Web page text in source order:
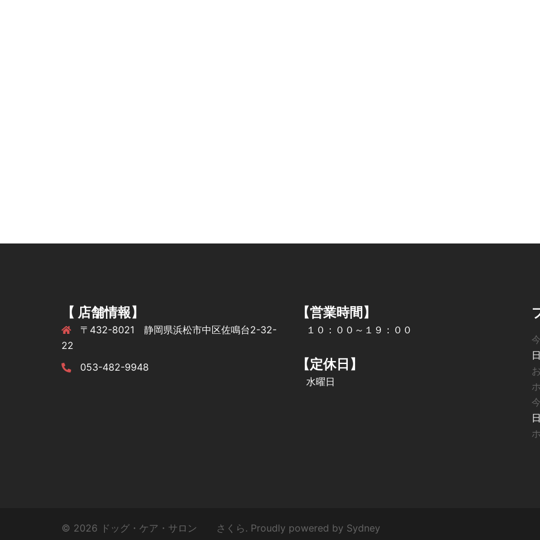
【 店舗情報】
〒432-8021 静岡県浜松市中区佐鳴台2-32-
22
053-482-9948
【営業時間】
１０：００～１９：００
【定休日】
水曜日
© 2026 ドッグ・ケア・サロン さくら. Proudly powered by Sydney